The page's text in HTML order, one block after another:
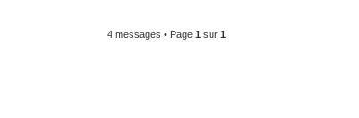
4 messages • Page 1 sur 1